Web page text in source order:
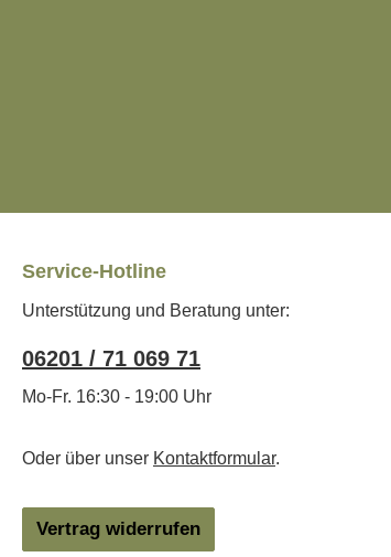
Service-Hotline
Unterstützung und Beratung unter:
06201 / 71 069 71
Mo-Fr. 16:30 - 19:00 Uhr
Oder über unser Kontaktformular.
Vertrag widerrufen